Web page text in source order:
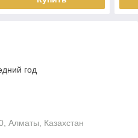
год
Алматы, Казахстан